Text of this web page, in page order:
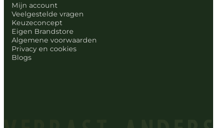
Mijn account
Veelgestelde vragen
Keuzeconcept
Eigen Brandstore
Algemene voorwaarden
Privacy en cookies
Blogs